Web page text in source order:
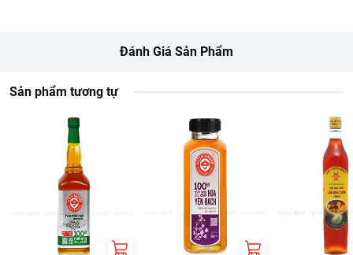
Bảo quản ở nơi khô ráo, thoáng mát, tránh ánh nắng trực tiếp.
Đơn giá sản phẩm chưa gồm phí giao hàng tùy theo khu vực và
https://www.lottemart.vn/vi-nsg/faq/39
Đánh Giá Sản Phẩm
Sản phẩm tương tự